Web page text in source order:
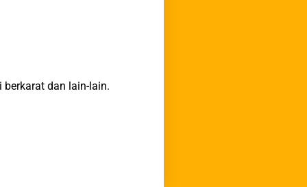
berkarat dan lain-lain.